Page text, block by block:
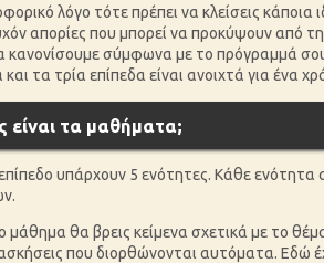
λόγο τότε πρέπει να κλείσεις
απορίες που μπορεί να προκύψουν από
κανονίσουμε σύμφωνα με το πρόγραμμά
και τα τρία επίπεδα είναι ανοιχτά για ένα
είναι τα μαθήματα;
υπάρχουν 5 ενότητες. Κάθε
μάθημα θα βρεις κείμενα σχετικά με το
που διορθώνονται αυτόματα. Εδώ